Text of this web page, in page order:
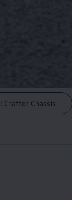
Crafter Chassis